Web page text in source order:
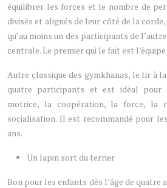
équilibrer les forces et le nombre de
divisés et alignés de leur côté de la
qu’au moins un des participants de
centrale. Le premier qui le fait est
Autre classique des gymkhanas, le tir à
quatre participants et est idéal pour
motrice, la coopération, la force, la
socialisation. Il est recommandé pour
ans.
Un lapin sort du terrier
Bon pour les enfants dès l’âge de